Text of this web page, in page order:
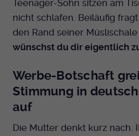
Teenager-Sohn sitzen am
nicht schlafen. Beiläufig
den Rand seiner Müslischale
wünschst du dir eigentlich
Werbe-Botschaft
Stimmung in
auf
Die Mutter denkt kurz nach.
Zweck
Dieser Cookie wird
festzustellen ob ein
Backend
Name fe_typo_user
Anbieter EKHN
Name _pk_id.424
Anbieter Medienhaus der
Zweck Einzigartige
Name _pk_ses.424
Cookie-Informationen
Marketing
Name
Anbieter
Laufzeit 3 Monate
Cookie-Informationen
Youtube